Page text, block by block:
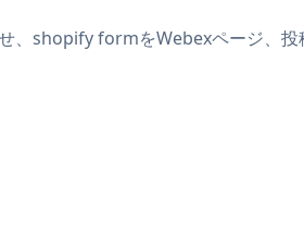
shopify formをWebexページ、投